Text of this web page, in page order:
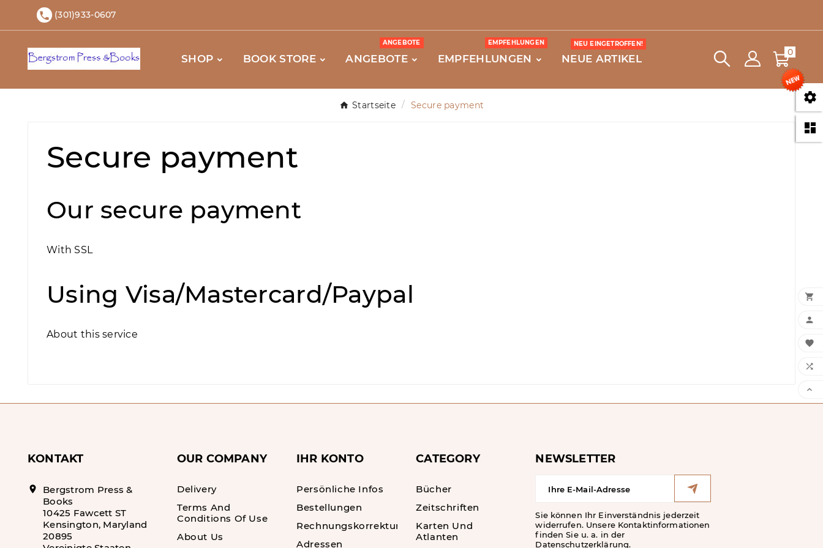


 (301)933-0607
SHOP BOOK STORE ANGEBOTE
ANGEBOTE
EMPFEHLUNGEN
EMPFEHLUNGEN
NEUE ARTIKEL
NEU EINGETROFFEN!
0
Startseite Secure payment
Secure payment
Our secure payment
With SSL
Using Visa/Mastercard/Paypal
About this service
KONTAKT
location_on
Bergstrom Press &
Books
10425 Fawcett ST
Kensington, Maryland
20895
OUR COMPANY
Delivery
Terms And
Conditions Of Use
About Us
IHR KONTO
Persönliche Infos
Bestellungen
Rechnungskorrekturen
Adressen
CATEGORY
Bücher
Zeitschriften
Karten Und
Atlanten
NEWSLETTER
Sie können Ihr Einverständnis jederzeit
widerrufen. Unsere Kontaktinformationen
finden Sie u. a. in der
Datenschutzerklärung.




